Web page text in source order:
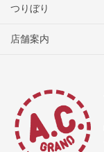
つりぼり
店舗案内